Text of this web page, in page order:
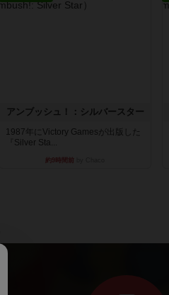
アンブッシュ！：シルバースター
1987年にVictory Gamesが出版した
『Silver Sta...
約9時間前